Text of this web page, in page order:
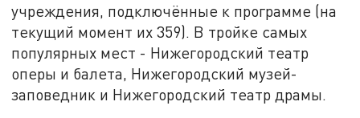
учреждения, подключённые к программе (на
текущий момент их 359). В тройке самых
популярных мест - Нижегородский театр
оперы и балета, Нижегородский музей-
заповедник и Нижегородский театр драмы.